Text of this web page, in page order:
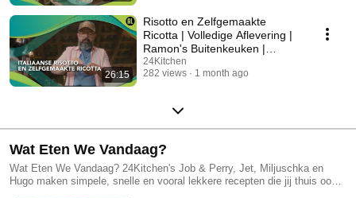
26:15
Risotto en Zelfgemaakte
Ricotta | Volledige Aflevering |
Ramon's Buitenkeuken |
24Kitchen
24Kitchen
282 views
1 month ago
Wat Eten We Vandaag?
Wat Eten We Vandaag? 24Kitchen's Job & Perry, Jet, Miljuschka en
Hugo maken simpele, snelle en vooral lekkere recepten die jij thuis ook